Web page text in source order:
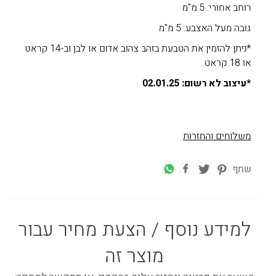
רוחב אחורי: 5 מ"מ
גובה מעל האצבע: 5 מ"מ
*ניתן להזמין את הטבעת בזהב צהוב אדום או לבן וב-14 קראט
או 18 קראט.
*עיצוב לא רשום: 02.01.25
משלוחים והחזרות
שתף
למידע נוסף / הצעת מחיר עבור
מוצר זה